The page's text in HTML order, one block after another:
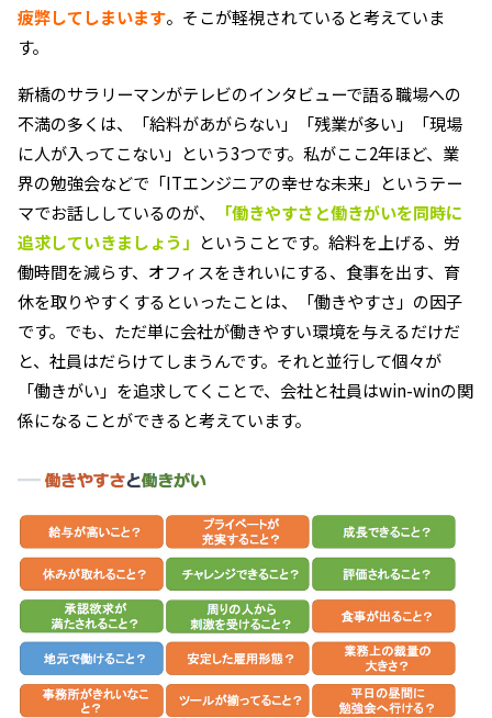
疲弊してしまいます。そこが軽視されていると考えていま
す。
新橋のサラリーマンがテレビのインタビューで語る職場への
不満の多くは、「給料があがらない」「残業が多い」「現場
に人が入ってこない」という3つです。私がここ2年ほど、業
界の勉強会などで「ITエンジニアの幸せな未来」というテー
マでお話ししているのが、
「働きやすさと働きがいを同時に
追求していきましょう」 ということです。給料を上げる、労
働時間を減らす、オフィスをきれいにする、食事を出す、育
休を取りやすくするといったことは、「働きやすさ」の因子
です。でも、ただ単に会社が働きやすい環境を与えるだけだ
と、社員はだらけてしまうんです。それと並行して個々が
「働きがい」を追求してくことで、会社と社員はwin-winの関
係になることができると考えています。